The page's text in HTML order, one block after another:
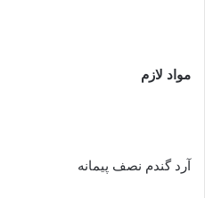
مواد لازم
آرد گندم نصف پیمانه